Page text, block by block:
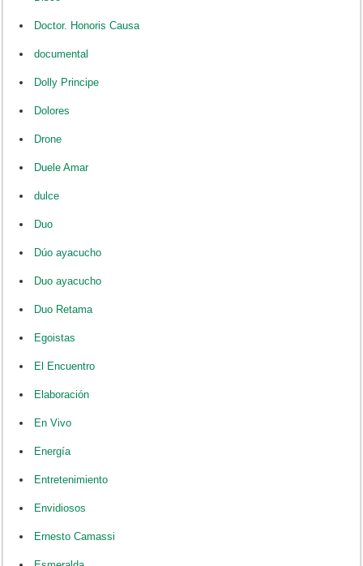
Doctor. Honoris Causa
documental
Dolly Principe
Dolores
Drone
Duele Amar
dulce
Duo
Dúo ayacucho
Duo ayacucho
Duo Retama
Egoistas
El Encuentro
Elaboración
En Vivo
Energía
Entretenimiento
Envidiosos
Ernesto Camassi